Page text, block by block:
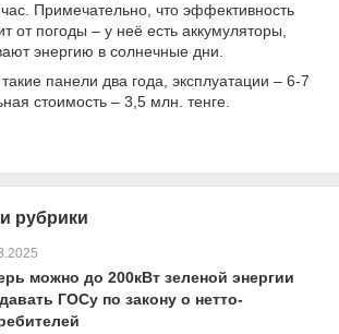
час. Примечательно, что эффективность
от погоды – у неё есть аккумуляторы,
энергию в солнечные дни.
панели два года, эксплуатации – 6-7
стоимость – 3,5 млн. тенге.
рубрики
можно до 200кВт зеленой энергии
ГОСу по закону о нетто-